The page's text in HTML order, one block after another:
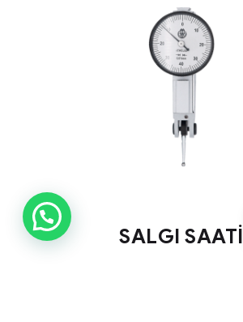
SALGI SAATİ